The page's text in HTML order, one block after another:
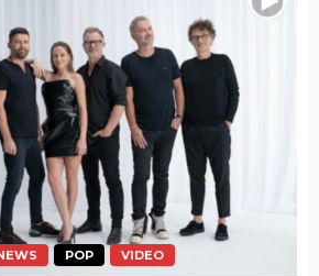
POP VIDEO